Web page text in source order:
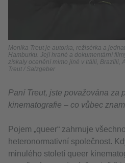
Monika Treut je autorka, režisérka a
Hamburku. Její hrané a dokumentární
získaly ocenění mimo jiné v Itálii, Brazílii,
Treut / Salzgeber
Paní Treut, jste považována za
kinematografie – co vůbec
Pojem „queer“ zahrnuje
heteronormativní společnost.
minulého století queer